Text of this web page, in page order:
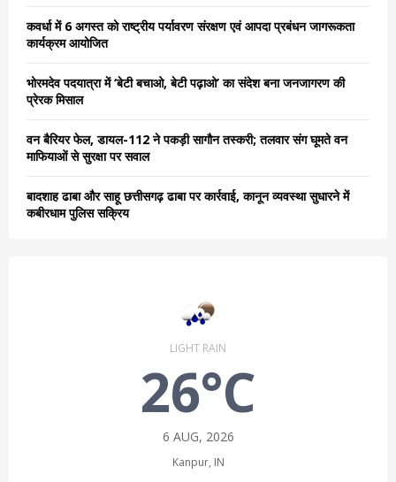
कवर्धा में 6 अगस्त को राष्ट्रीय पर्यावरण संरक्षण एवं आपदा प्रबंधन जागरूकता
कार्यक्रम आयोजित
भोरमदेव पदयात्रा में ‘बेटी बचाओ, बेटी पढ़ाओ’ का संदेश बना जनजागरण की
प्रेरक मिसाल
वन बैरियर फेल, डायल-112 ने पकड़ी सागौन तस्करी; तलवार संग घूमते वन
माफियाओं से सुरक्षा पर सवाल
बादशाह ढाबा और साहू छत्तीसगढ़ ढाबा पर कार्रवाई, कानून व्यवस्था सुधारने में
कबीरधाम पुलिस सक्रिय
LIGHT RAIN
26°C
6 AUG, 2026
Kanpur, IN